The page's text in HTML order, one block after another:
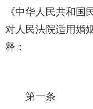
《中华人民共和国
对人民法院适用婚
释：
第一条